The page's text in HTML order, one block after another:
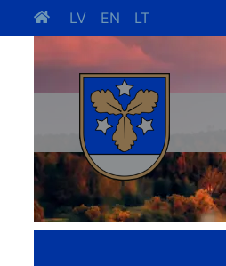
LV EN LT